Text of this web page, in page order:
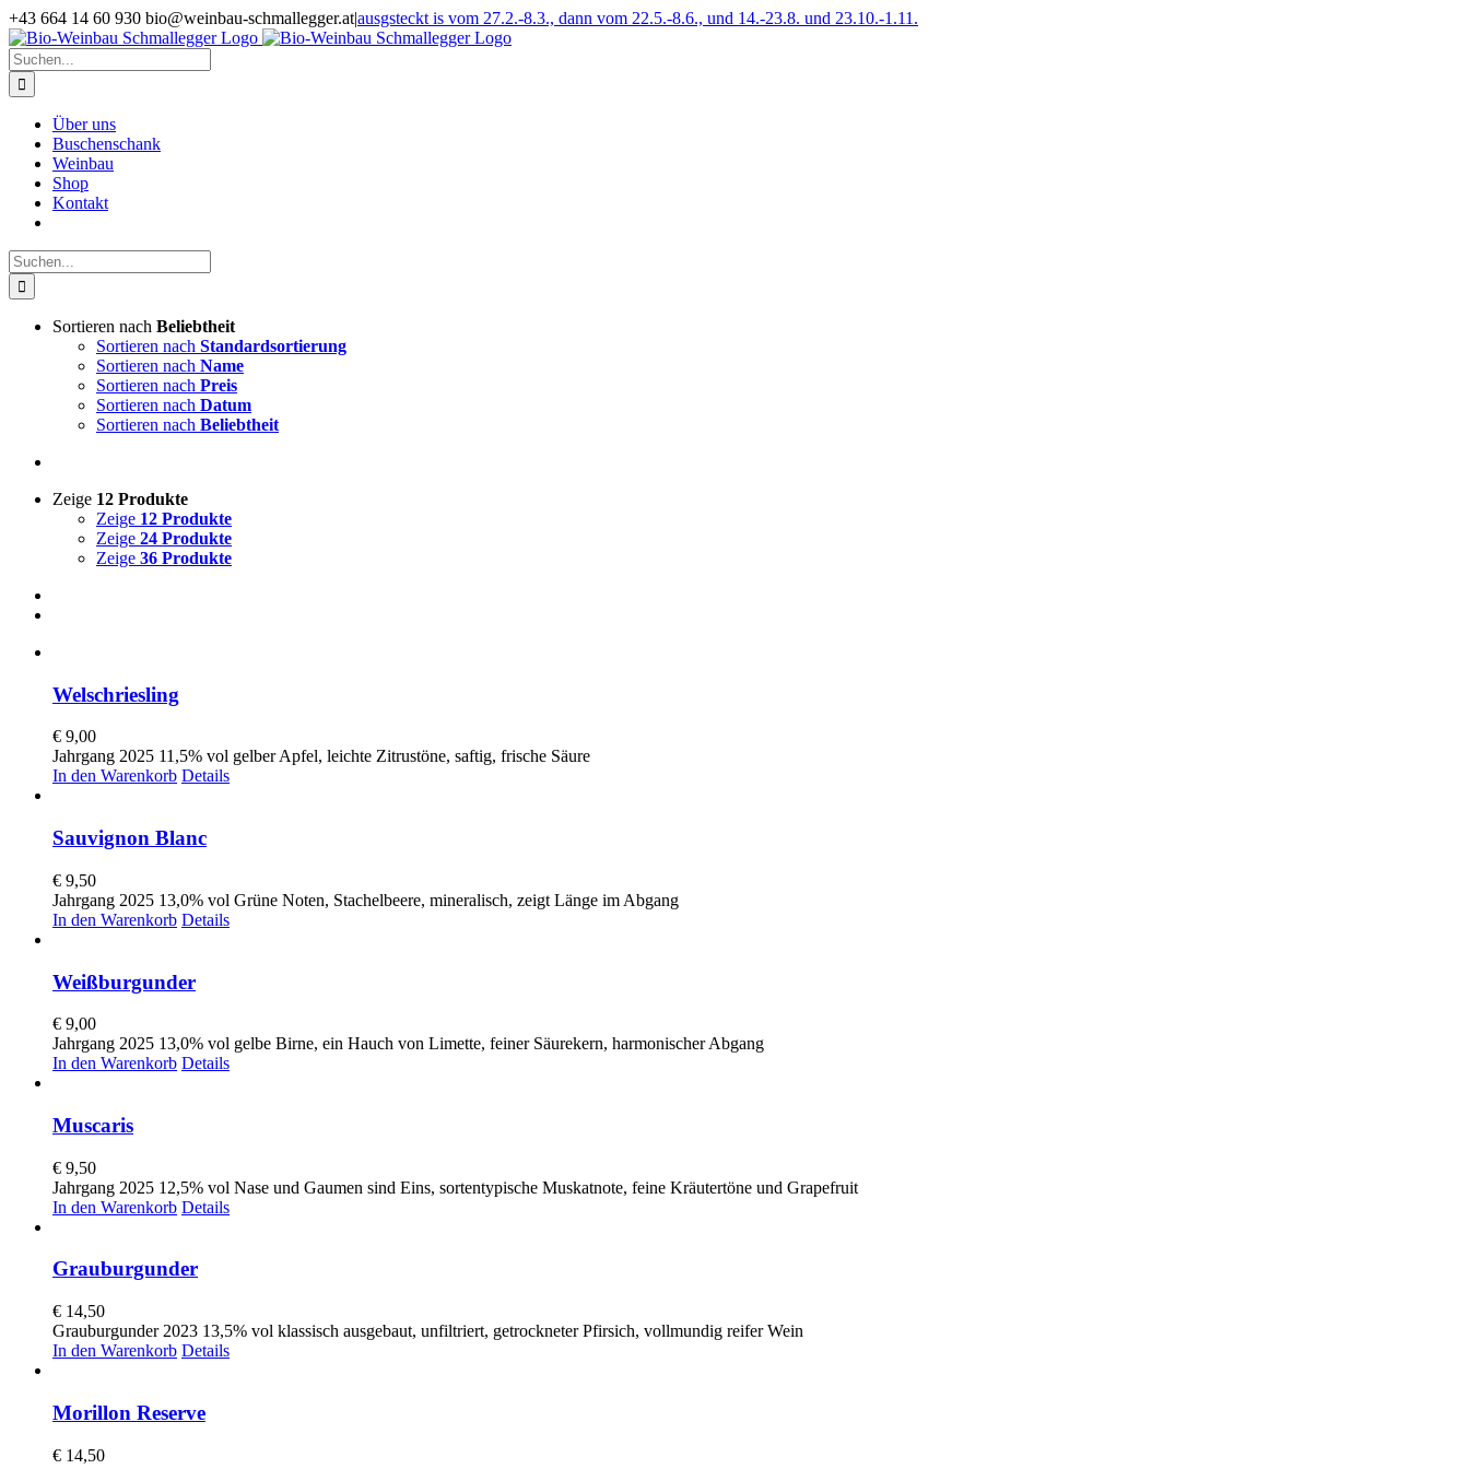
Zum
Inhalt
springen
+43 664 14 60 930 bio@weinbau-schmallegger.at|ausgsteckt is vom 27.2.-8.3., dann vom 22.5.-8.6., und 14.-23.8. und 23.10.-1.11.
Facebook
Instagram
Suche
nach:
Über uns
Buschenschank
Weinbau
Shop
Kontakt
Suche
nach:
Sortieren nach Beliebtheit
Sortieren nach Standardsortierung
Sortieren nach Name
Sortieren nach Preis
Sortieren nach Datum
Sortieren nach Beliebtheit
Zeige 12 Produkte
Zeige 12 Produkte
Zeige 24 Produkte
Zeige 36 Produkte
Welschriesling
€ 9,00
Jahrgang 2025 11,5% vol gelber Apfel, leichte Zitrustöne, saftig, frische Säure
In den Warenkorb Details
Sauvignon Blanc
€ 9,50
Jahrgang 2025 13,0% vol Grüne Noten, Stachelbeere, mineralisch, zeigt Länge im Abgang
In den Warenkorb Details
Weißburgunder
€ 9,00
Jahrgang 2025 13,0% vol gelbe Birne, ein Hauch von Limette, feiner Säurekern, harmonischer Abgang
In den Warenkorb Details
Muscaris
€ 9,50
Jahrgang 2025 12,5% vol Nase und Gaumen sind Eins, sortentypische Muskatnote, feine Kräutertöne und Grapefruit
In den Warenkorb Details
Grauburgunder
€ 14,50
Grauburgunder 2023 13,5% vol klassisch ausgebaut, unfiltriert, getrockneter Pfirsich, vollmundig reifer Wein
In den Warenkorb Details
Morillon Reserve
€ 14,50